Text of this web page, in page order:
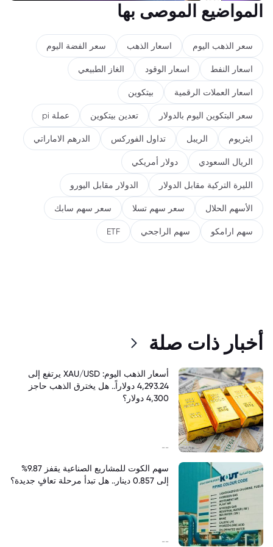
المواضيع الموصى بها
سعر الذهب اليوم اسعار الذهب سعر الفضة اليوم
اسعار النفط اسعار الوقود الغاز الطبيعي
اسعار العملات الرقمية بيتكوين
سعر البتكوين اليوم بالدولار تعدين بيتكوين عملة pi
ايثريوم الريبل تداول الفوركس الدرهم الاماراتي
الريال السعودي دولار أمريكي
الليرة التركية مقابل الدولار الدولار مقابل اليورو
الأسهم الحلال سعر سهم تسلا سعر سهم سابك
سهم ارامكو سهم الراجحي ETF
أخبار ذات صلة
أسعار الذهب اليوم: XAU/USD يرتفع إلى
4,293.24 دولاراً.. هل يخترق الذهب حاجز
4,300 دولار؟
--
سهم الكوت للمشاريع الصناعية يقفز 9.87%
إلى 0.857 دينار.. هل تبدأ مرحلة تعافٍ جديدة؟
--